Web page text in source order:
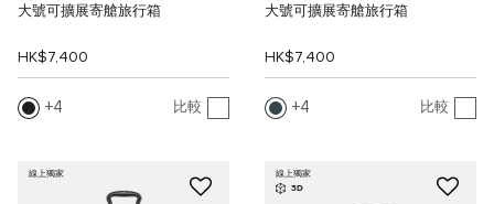
大號可擴展寄艙旅行箱
HK$7,400
4 比較
大號可擴展寄艙旅行箱
HK$7,400
4 比較
線上獨家 線上獨家
3D